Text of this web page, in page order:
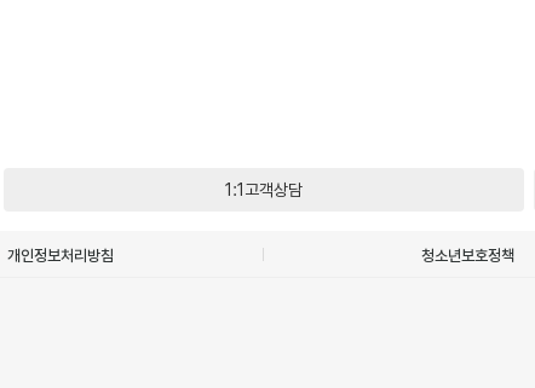
1:1고객상담
개인정보처리방침 청소년보호정책